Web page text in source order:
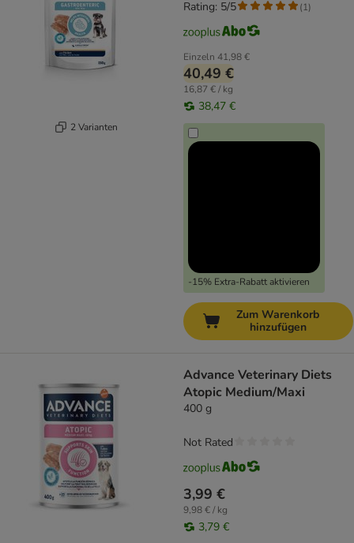
2 Varianten
Einzeln 41,98 €
40,49 €
16,87 € / kg
38,47 €
-15% Extra-Rabatt aktivieren
Rating: 5/5 (1)
Zum Warenkorb
hinzufügen
Advance Veterinary Diets
Atopic Medium/Maxi
400 g
3,99 €
9,98 € / kg
3,79 €
Not Rated